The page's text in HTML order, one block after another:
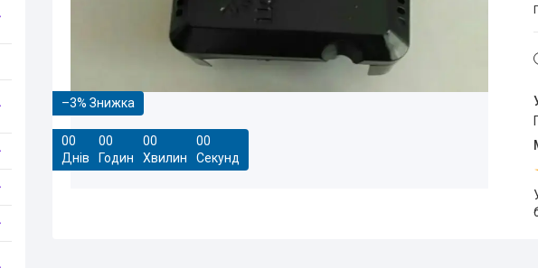
–3%
00
Днів
00
Годин
00
Хвилин
00
Секунд